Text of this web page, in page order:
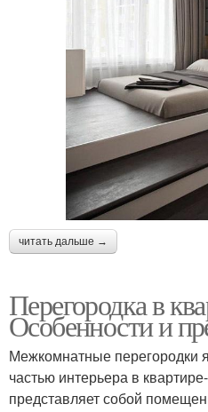
читать дальше →
Перегородка в
Особенности и
Межкомнатные перегородки
частью интерьера в
представляет собой